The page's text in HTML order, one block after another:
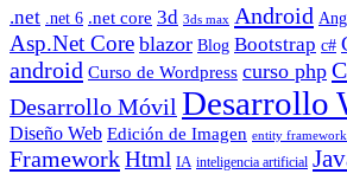
.net .net 6 .net core 3d 3ds max Android
Asp.Net Core blazor Blog Bootstrap c#
android Curso de Wordpress curso php
Desarrollo Móvil Desarrollo
Diseño Web Edición de Imagen entity
FrameworkHtml IA inteligencia artificial